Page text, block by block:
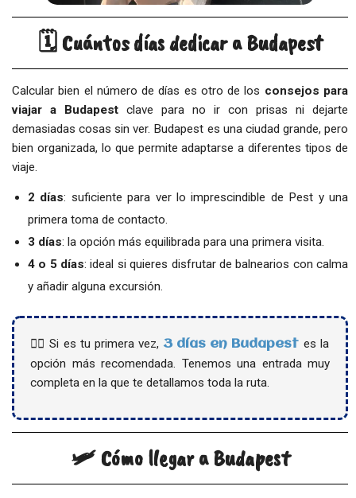
🗓️ Cuántos días dedicar a Budapest
Calcular bien el número de días es otro de los consejos para
viajar a Budapest clave para no ir con prisas ni dejarte
demasiadas cosas sin ver. Budapest es una ciudad grande, pero
bien organizada, lo que permite adaptarse a diferentes tipos de
viaje.
2 días: suficiente para ver lo imprescindible de Pest y una
primera toma de contacto.
3 días: la opción más equilibrada para una primera visita.
4 o 5 días: ideal si quieres disfrutar de balnearios con calma
y añadir alguna excursión.
👉🏻 Si es tu primera vez, 3 días en Budapest es la
opción más recomendada. Tenemos una entrada muy
completa en la que te detallamos toda la ruta.
🛩️ Cómo llegar a Budapest